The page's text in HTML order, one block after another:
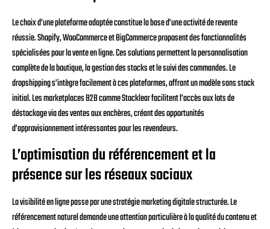
Le choix d’une plateforme adaptée constitue la base d’une activité de revente
réussie. Shopify, WooCommerce et BigCommerce proposent des fonctionnalités
spécialisées pour la vente en ligne. Ces solutions permettent la personnalisation
complète de la boutique, la gestion des stocks et le suivi des commandes. Le
dropshipping s’intègre facilement à ces plateformes, offrant un modèle sans stock
initial. Les marketplaces B2B comme Stocklear facilitent l’accès aux lots de
déstockage via des ventes aux enchères, créant des opportunités
d’approvisionnement intéressantes pour les revendeurs.
L’optimisation du référencement et la
présence sur les réseaux sociaux
La visibilité en ligne passe par une stratégie marketing digitale structurée. Le
référencement naturel demande une attention particulière à la qualité du contenu et